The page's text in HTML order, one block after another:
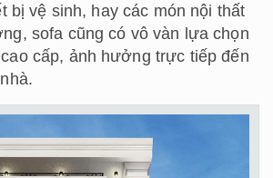
bị vệ sinh, hay các món nội thất
sofa cũng có vô vàn lựa chọn
cấp, ảnh hưởng trực tiếp đến